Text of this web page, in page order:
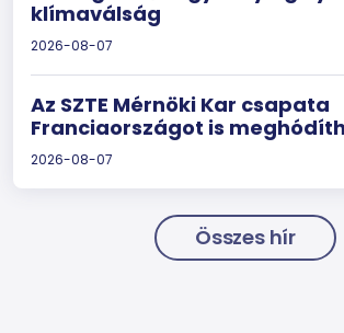
klímaválság
2026-08-07
Az SZTE Mérnöki Kar csapata
Franciaországot is
2026-08-07
Összes hír